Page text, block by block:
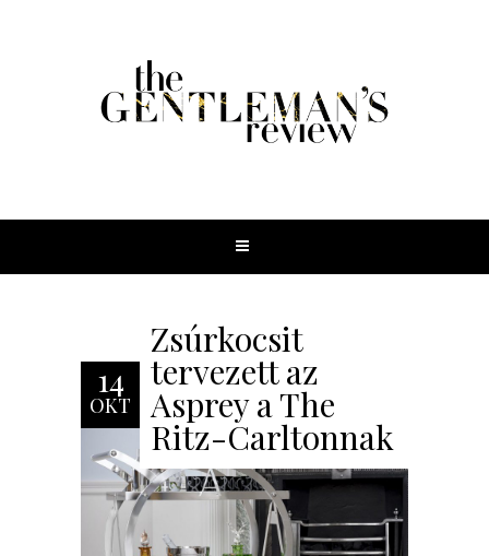
14
OKT
Zsúrkocsit
tervezett az
Asprey a The
Ritz-Carltonnak